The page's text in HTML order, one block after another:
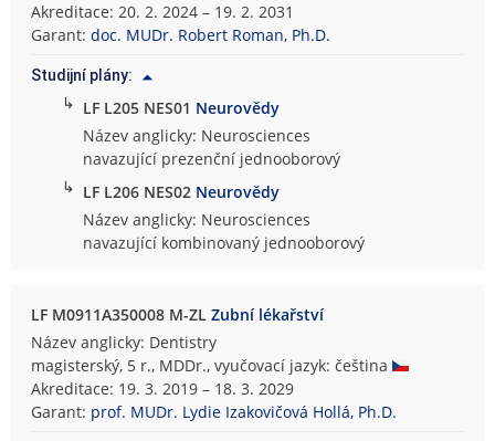
Akreditace: 20. 2. 2024 – 19. 2. 2031
Garant:doc. MUDr. Robert Roman, Ph.D.
Studijní plány:
↳ LF L205 NES01 Neurovědy
Název anglicky: Neurosciences
navazující prezenční jednooborový
↳ LF L206 NES02 Neurovědy
Název anglicky: Neurosciences
navazující kombinovaný jednooborový
LF M0911A350008 M-ZLZubní lékařství
Název anglicky: Dentistry
magisterský, 5 r., MDDr., vyučovací jazyk: čeština
Akreditace: 19. 3. 2019 – 18. 3. 2029
Garant: prof. MUDr. Lydie Izakovičová Hollá, Ph.D.